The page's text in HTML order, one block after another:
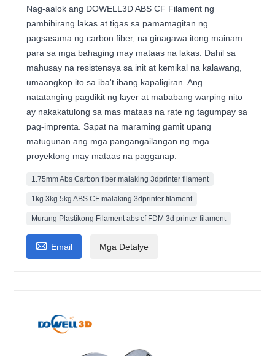
Nag-aalok ang DOWELL3D ABS CF Filament ng
pambihirang lakas at tigas sa pamamagitan ng
pagsasama ng carbon fiber, na ginagawa itong mainam
para sa mga bahaging may mataas na lakas. Dahil sa
mahusay na resistensya sa init at kemikal na kalawang,
umaangkop ito sa iba't ibang kapaligiran. Ang
natatanging pagdikit ng layer at mababang warping nito
ay nakakatulong sa mas mataas na rate ng tagumpay sa
pag-imprenta. Sapat na maraming gamit upang
matugunan ang mga pangangailangan ng mga
proyektong may mataas na pagganap.
1.75mm Abs Carbon fiber malaking 3dprinter filament
1kg 3kg 5kg ABS CF malaking 3dprinter filament
Murang Plastikong Filament abs cf FDM 3d printer filament
 Email Mga Detalye